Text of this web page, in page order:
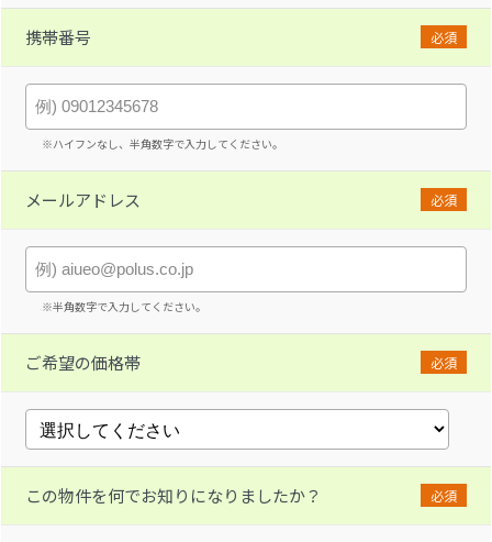
携帯番号 必須
※ハイフンなし、半角数字で入力してください。
メールアドレス 必須
※半角数字で入力してください。
ご希望の価格帯 必須
この物件を何でお知りになりましたか？ 必須